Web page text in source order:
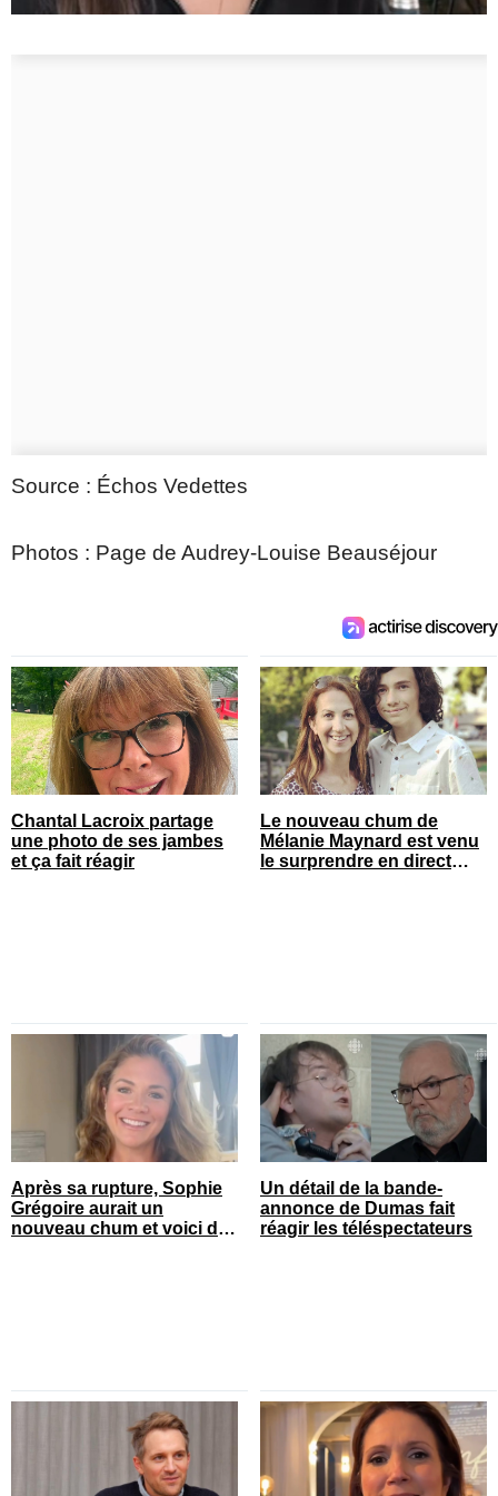
Source : Échos Vedettes
Photos : Page de Audrey-Louise Beauséjour
Chantal Lacroix partage
une photo de ses jambes
et ça fait réagir
Le nouveau chum de
Mélanie Maynard est venu
le surprendre en direct
Après sa rupture, Sophie
Grégoire aurait un
nouveau chum et voici de
Un détail de la bande-
annonce de Dumas fait
réagir les téléspectateurs